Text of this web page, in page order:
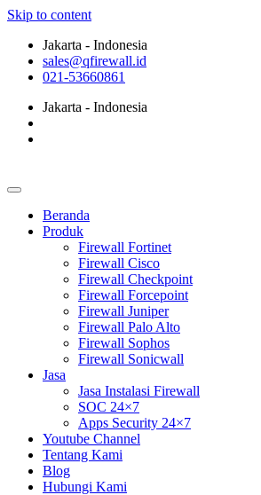
Skip to content
Jakarta - Indonesia
sales@qfirewall.id
021-53660861
Jakarta - Indonesia
Beranda
Produk
Firewall Fortinet
Firewall Cisco
Firewall Checkpoint
Firewall Forcepoint
Firewall Juniper
Firewall Palo Alto
Firewall Sophos
Firewall Sonicwall
Jasa
Jasa Instalasi Firewall
SOC 24×7
Apps Security 24×7
Youtube Channel
Tentang Kami
Blog
Hubungi Kami